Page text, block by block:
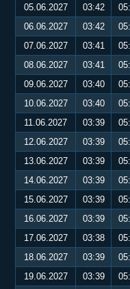
05.06.2027
03:42
06.06.2027
03:42
07.06.2027
03:41
08.06.2027
03:41
09.06.2027
03:40
10.06.2027
03:40
11.06.2027
03:39
12.06.2027
03:39
13.06.2027
03:39
14.06.2027
03:39
15.06.2027
03:39
16.06.2027
03:39
17.06.2027
03:38
18.06.2027
03:39
19.06.2027
03:39